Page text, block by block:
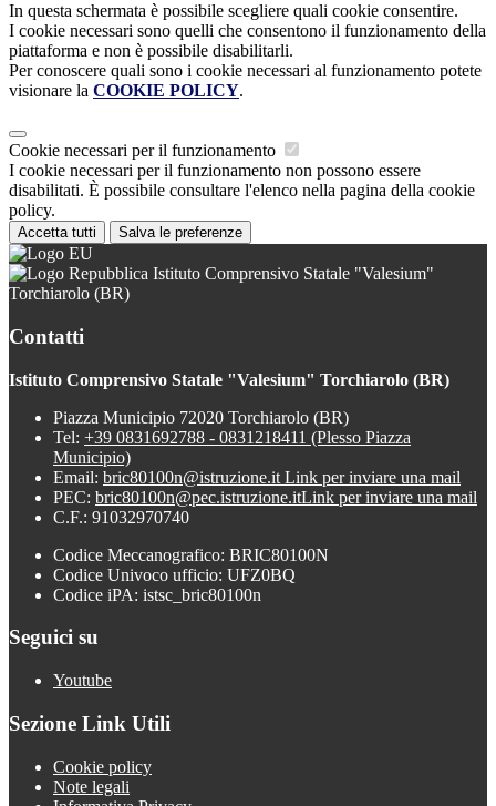
In questa schermata è possibile scegliere quali cookie consentire.
I cookie necessari sono quelli che consentono il funzionamento della
piattaforma e non è possibile disabilitarli.
Per conoscere quali sono i cookie necessari al funzionamento potete
visionare la COOKIE POLICY.
Cookie necessari per il funzionamento
I cookie necessari per il funzionamento non possono essere
disabilitati. È possibile consultare l'elenco nella pagina della cookie
policy.
Accetta tutti Salva le preferenze
Istituto Comprensivo Statale "Valesium"
Torchiarolo (BR)
Contatti
Istituto Comprensivo Statale "Valesium" Torchiarolo (BR)
Piazza Municipio 72020 Torchiarolo (BR)
Tel: +39 0831692788 - 0831218411 (Plesso Piazza
Municipio)
Email: bric80100n@istruzione.it Link per inviare una mail
PEC: bric80100n@pec.istruzione.itLink per inviare una mail
C.F.: 91032970740
Codice Meccanografico: BRIC80100N
Codice Univoco ufficio: UFZ0BQ
Codice iPA: istsc_bric80100n
Seguici su
Youtube
Sezione Link Utili
Cookie policy
Note legali